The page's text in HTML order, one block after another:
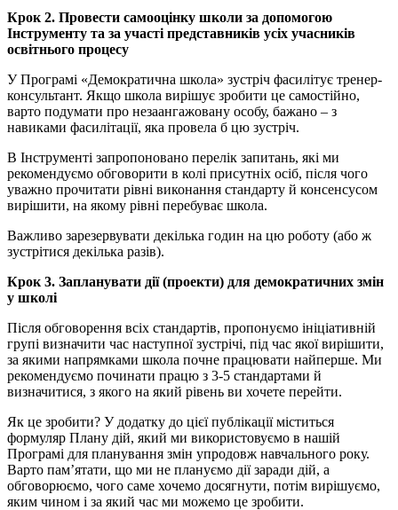
Крок 2. Провести самооцінку школи за допомогою
Інструменту та за участі представників усіх учасників
освітнього процесу
У Програмі «Демократична школа» зустріч фасилітує тренер-
консультант. Якщо школа вирішує зробити це самостійно,
варто подумати про незаангажовану особу, бажано – з
навиками фасилітації, яка провела б цю зустріч.
В Інструменті запропоновано перелік запитань, які ми
рекомендуємо обговорити в колі присутніх осіб, після чого
уважно прочитати рівні виконання стандарту й консенсусом
вирішити, на якому рівні перебуває школа.
Важливо зарезервувати декілька годин на цю роботу (або ж
зустрітися декілька разів).
Крок 3. Запланувати дії (проекти) для демократичних змін
у школі
Після обговорення всіх стандартів, пропонуємо ініціативній
групі визначити час наступної зустрічі, під час якої вирішити,
за якими напрямками школа почне працювати найперше. Ми
рекомендуємо починати працю з 3-5 стандартами й
визначитися, з якого на який рівень ви хочете перейти.
Як це зробити? У додатку до цієї публікації міститься
формуляр Плану дій, який ми використовуємо в нашій
Програмі для планування змін упродовж навчального року.
Варто пам’ятати, що ми не плануємо дії заради дій, а
обговорюємо, чого саме хочемо досягнути, потім вирішуємо,
яким чином і за який час ми можемо це зробити.